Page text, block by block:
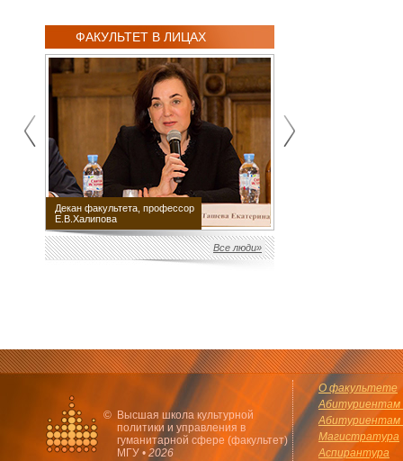
ФАКУЛЬТЕТ В ЛИЦАХ
Декан факультета, профессор
Е.В.Халипова
Все люди»
© Высшая школа культурной
политики и управления в
гуманитарной сфере (факультет)
МГУ • 2026
О факультете
Абитуриентам
Абитуриентам
Магистратура
Аспирантура